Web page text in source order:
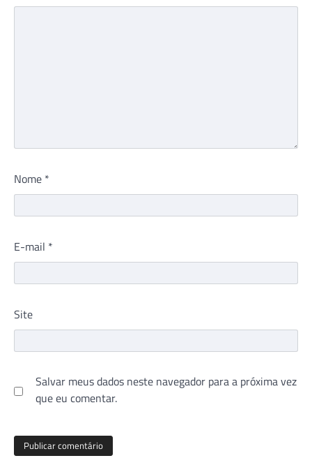
Nome *
E-mail *
Site
Salvar meus dados neste navegador para a próxima vez
que eu comentar.